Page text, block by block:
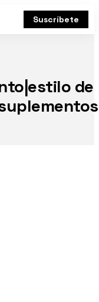
Suscríbete
de